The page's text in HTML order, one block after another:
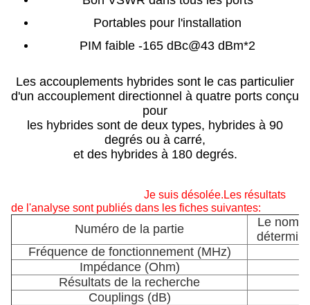
Portables pour l'installation
PIM faible -165 dBc@43 dBm*2
Les accouplements hybrides sont le cas particulier
d'un accouplement directionnel à quatre ports conçu
pour
les hybrides sont de deux types, hybrides à 90
degrés ou à carré,
et des hybrides à 180 degrés.
Je suis désolée. Les résultats
de l'analyse sont publiés dans les fiches suivantes:
Numéro de la partie
Le
Fréquence de fonctionnement (MHz)
Impédance (Ohm)
Résultats de la recherche
Couplings (dB)